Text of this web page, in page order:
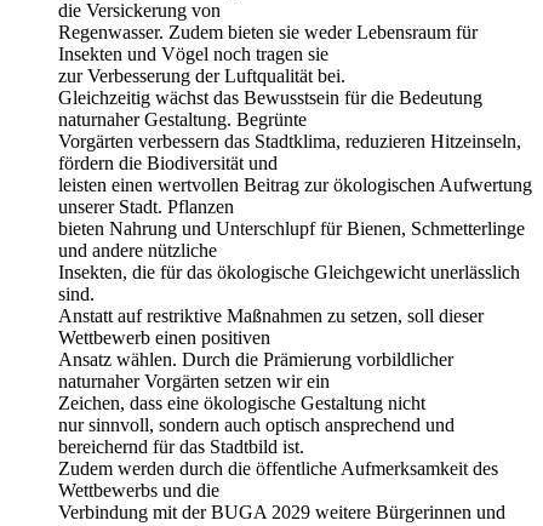
die Versickerung von
Regenwasser. Zudem bieten sie weder Lebensraum für
Insekten und Vögel noch tragen sie
zur Verbesserung der Luftqualität bei.
Gleichzeitig wächst das Bewusstsein für die Bedeutung
naturnaher Gestaltung. Begrünte
Vorgärten verbessern das Stadtklima, reduzieren Hitzeinseln,
fördern die Biodiversität und
leisten einen wertvollen Beitrag zur ökologischen Aufwertung
unserer Stadt. Pflanzen
bieten Nahrung und Unterschlupf für Bienen, Schmetterlinge
und andere nützliche
Insekten, die für das ökologische Gleichgewicht unerlässlich
sind.
Anstatt auf restriktive Maßnahmen zu setzen, soll dieser
Wettbewerb einen positiven
Ansatz wählen. Durch die Prämierung vorbildlicher
naturnaher Vorgärten setzen wir ein
Zeichen, dass eine ökologische Gestaltung nicht
nur sinnvoll, sondern auch optisch ansprechend und
bereichernd für das Stadtbild ist.
Zudem werden durch die öffentliche Aufmerksamkeit des
Wettbewerbs und die
Verbindung mit der BUGA 2029 weitere Bürgerinnen und